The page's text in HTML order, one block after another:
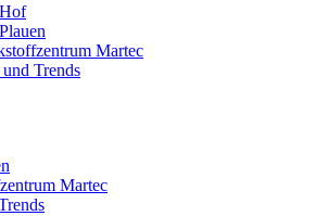
Martec
Trends
Martec